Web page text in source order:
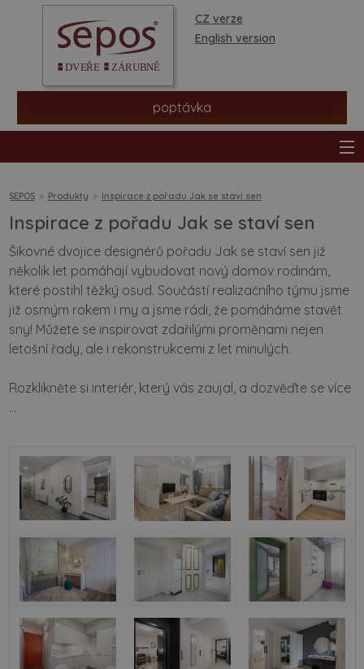
CZ verze
English version
poptávka
produkty
prodejní síť
informace a rady
SEPOS Produkty Inspirace z pořadu Jak se staví sen
Inspirace z pořadu Jak se staví sen
Šikovné dvojice designérů pořadu Jak se staví sen již
několik let pomáhají vybudovat nový domov rodinám,
které postihl těžký osud. Součástí realizačního týmu jsme
již osmým rokem i my a jsme rádi, že pomáháme stavět
sny! Můžete se inspirovat zdařilými proměnami nejen
letošní řady, ale i rekonstrukcemi z let minulých.
Rozklikněte si interiér, který vás zaujal, a dozvěďte se více
...